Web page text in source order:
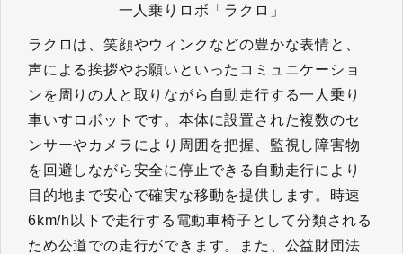
一人乗りロボ「ラクロ」
ラクロは、笑顔やウィンクなどの豊かな表情と、
声による挨拶やお願いといったコミュニケーショ
ンを周りの人と取りながら自動走行する一人乗り
車いすロボットです。本体に設置された複数のセ
ンサーやカメラにより周囲を把握、監視し障害物
を回避しながら安全に停止できる自動走行により
目的地まで安心で確実な移動を提供します。時速
6km/h以下で走行する電動車椅子として分類される
ため公道での走行ができます。また、公益財団法